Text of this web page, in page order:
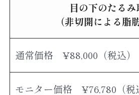
目の下のたるみ
（非切開による脂
通常価格 ¥88,000（税込）
モニター価格 ¥76,780（税